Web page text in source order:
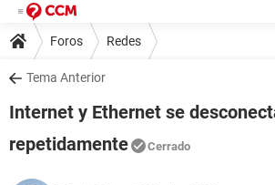
Foros Redes
Tema Anterior
Internet y Ethernet se
repetidamente
Cerrado